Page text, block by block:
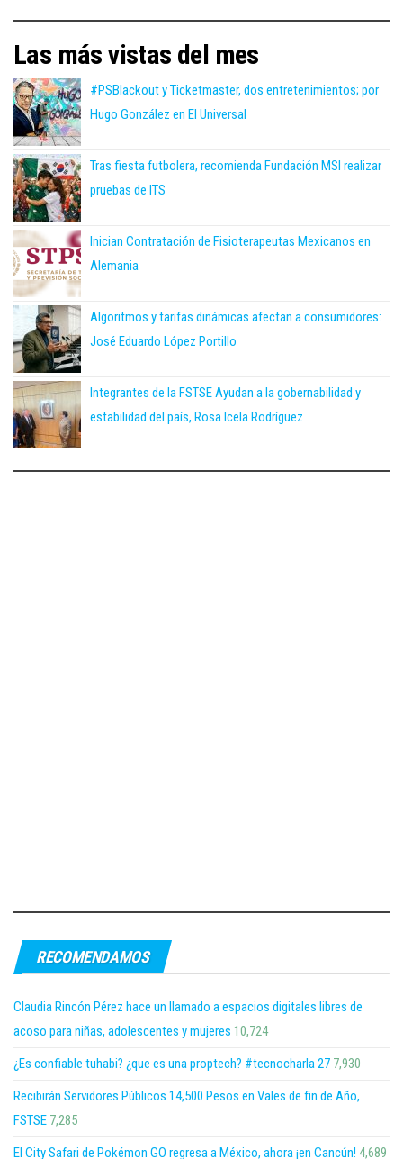
Las más vistas del mes
#PSBlackout y Ticketmaster, dos entretenimientos; por
Hugo González en El Universal
Tras fiesta futbolera, recomienda Fundación MSI realizar
pruebas de ITS
Inician Contratación de Fisioterapeutas Mexicanos en
Alemania
Algoritmos y tarifas dinámicas afectan a consumidores:
José Eduardo López Portillo
Integrantes de la FSTSE Ayudan a la gobernabilidad y
estabilidad del país, Rosa Icela Rodríguez
RECOMENDAMOS
Claudia Rincón Pérez hace un llamado a espacios digitales libres de
acoso para niñas, adolescentes y mujeres 10,724
¿Es confiable tuhabi? ¿que es una proptech? #tecnocharla 27 7,930
Recibirán Servidores Públicos 14,500 Pesos en Vales de fin de Año,
FSTSE 7,285
El City Safari de Pokémon GO regresa a México, ahora ¡en Cancún! 4,689